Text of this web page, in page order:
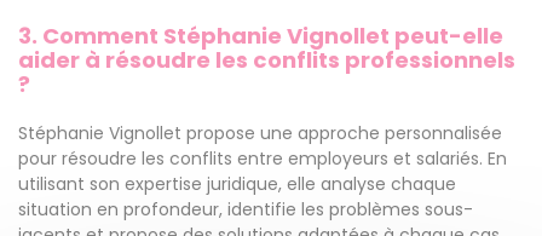
3. Comment Stéphanie Vignollet peut-elle
aider à résoudre les conflits professionnels
?
Stéphanie Vignollet propose une approche personnalisée
pour résoudre les conflits entre employeurs et salariés. En
utilisant son expertise juridique, elle analyse chaque
situation en profondeur, identifie les problèmes sous-